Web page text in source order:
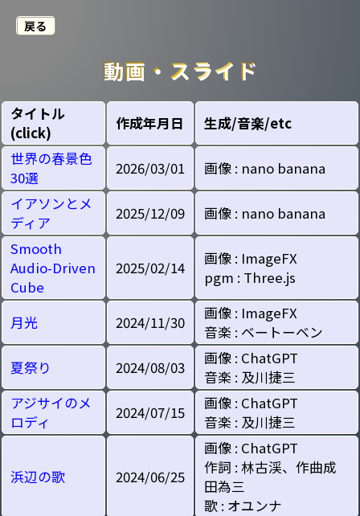
戻る
動画・スライド
タイトル
(click)
作成年月日
生成/音楽/etc
世界の春景色
30選
2026/03/01
画像 : nano banana
イアソンとメ
ディア
2025/12/09
画像 : nano banana
Smooth
Audio-Driven
Cube
2025/02/14
画像 : ImageFX
pgm : Three.js
月光 2024/11/30
画像 : ImageFX
音楽 : ベートーベン
夏祭り
2024/08/03
画像 : ChatGPT
音楽 : 及川捷三
アジサイのメ
ロディ
2024/07/15
画像 : ChatGPT
音楽 : 及川捷三
浜辺の歌 2024/06/25
画像 : ChatGPT
作詞 : 林古渓、作曲成
田為三
歌 : オユンナ